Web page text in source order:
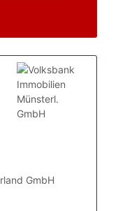
GmbH